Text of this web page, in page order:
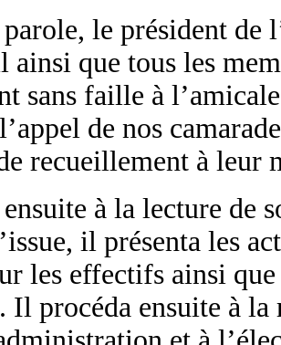
le président de
ainsi que tous les
sans faille à
de nos
recueillement à leur
à la lecture de
il présenta les
les effectifs ainsi
Il procéda ensuite à la